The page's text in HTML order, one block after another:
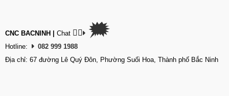
CNC BACNINH Chat 👉🏽 🗯
Hotline:
082 999 1988
Địa chỉ: 67 đường Lê Quý Đôn, Phường Suối Hoa, Thành phố Bắc Ninh